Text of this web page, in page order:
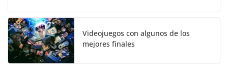
Videojuegos con algunos de los
mejores finales